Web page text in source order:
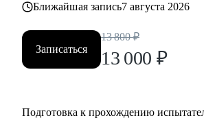
Ближайшая запись7 августа 2026
Записаться
13 800 ₽
13 000 ₽
Подготовка к прохождению